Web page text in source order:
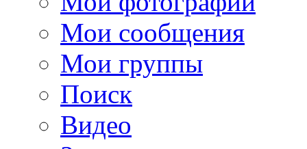
Мои сообщения
Мои группы
Поиск
Видео